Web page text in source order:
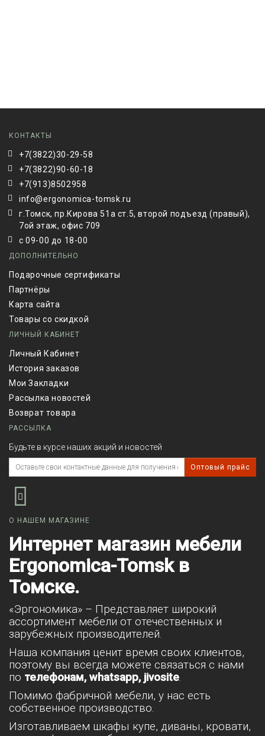
КОНТАКТЫ
+7(3822)30-29-58
+7(3822)90-60-18
+7(913)8502958
info@ergonomica-tomsk.ru
г.Томск, пр.Кирова 51а ст.5, второй подъезд (правый),
7ой этаж, офис 709
с 09-00 до 18-00
ДОПОЛНИТЕЛЬНО
Подарочные сертификаты
Партнёры
Карта сайта
Товары со скидкой
ЛИЧНЫЙ КАБИНЕТ
Личный Кабинет
История заказов
Мои Закладки
Рассылка новостей
Возврат товара
РАССЫЛКА
Будьте в курсе наших акций и новостей
Оптовый прайс
О НАШЕМ МАГАЗИНЕ
Интернет магазин мебели
Ergonomica-Tomsk в
Томске.
«Эргономика» – Представляет широкий
ассортимент мебели от отечественных и
зарубежных производителей.
Наша компания ценит время своих клиентов,
поэтому вы всегда можете связаться с нами
по телефонам, whatsapp, jivosite.
Помимо фабричной мебели, у нас есть
собственное производство.
Изготавливаем шкафы купе, диваны, кровати,